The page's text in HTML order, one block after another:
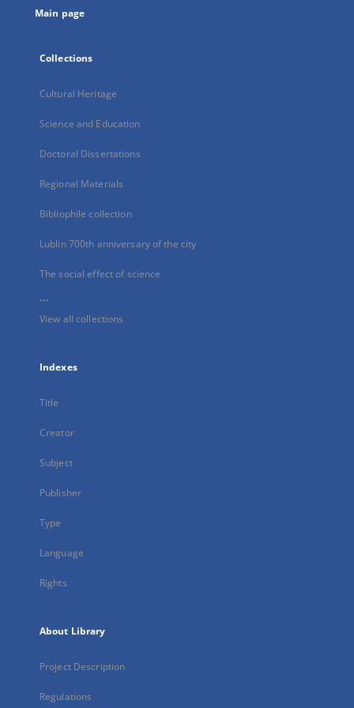
Main page
Collections
Cultural Heritage
Science and Education
Doctoral Dissertations
Regional Materials
Bibliophile collection
Lublin 700th anniversary of the city
The social effect of science
...
View all collections
Indexes
Title
Creator
Subject
Publisher
Type
Language
Rights
About Library
Project Description
Regulations